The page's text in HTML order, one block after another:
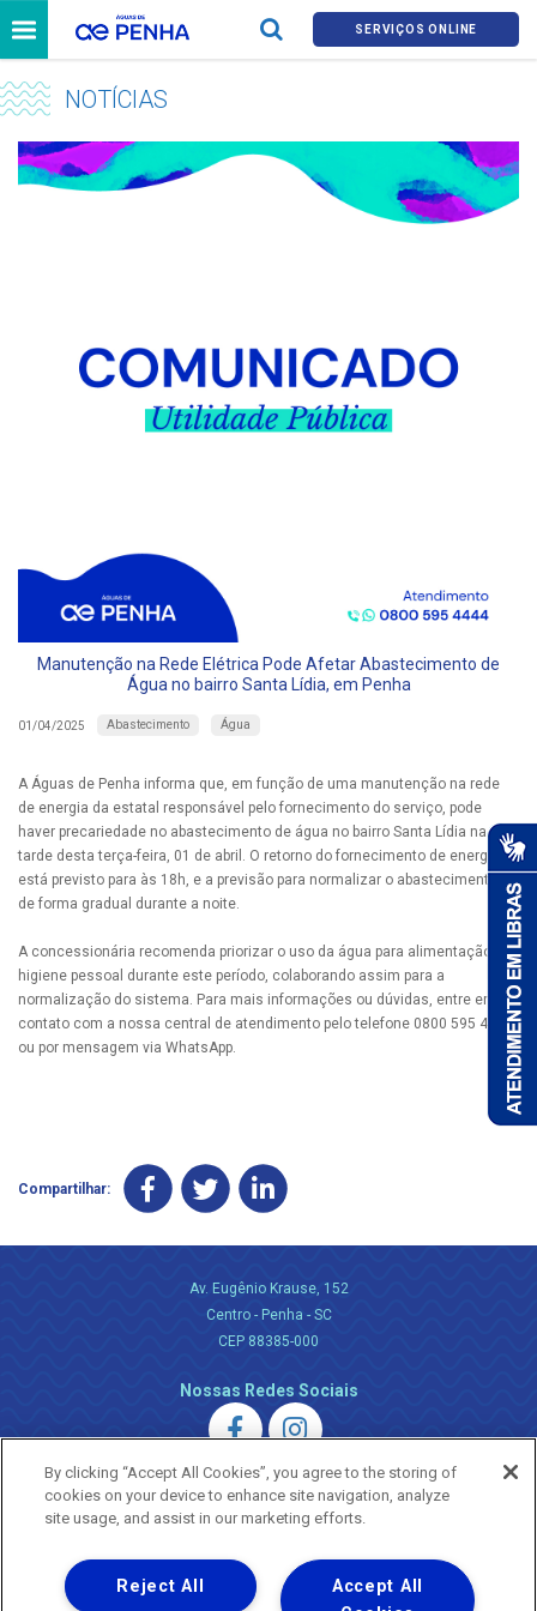
SERVIÇOS ONLINE
NOTÍCIAS
Manutenção na Rede Elétrica Pode Afetar Abastecimento de
Água no bairro Santa Lídia, em Penha
01/04/2025 Abastecimento Água
A Águas de Penha informa que, em função de uma manutenção na rede
de energia da estatal responsável pelo fornecimento do serviço, pode
haver precariedade no abastecimento de água no bairro Santa Lídia na
tarde desta terça-feira, 01 de abril. O retorno do fornecimento de energia
está previsto para às 18h, e a previsão para normalizar o abastecimento é
de forma gradual durante a noite.
A concessionária recomenda priorizar o uso da água para alimentação e
higiene pessoal durante este período, colaborando assim para a
normalização do sistema. Para mais informações ou dúvidas, entre em
contato com a nossa central de atendimento pelo telefone 0800 595 4444
ou por mensagem via WhatsApp.
Compartilhar:
Av. Eugênio Krause, 152
Centro - Penha - SC
CEP 88385-000
Nossas Redes Sociais
Uma empresa
Copyright ® 2026 - Todos os Direitos Reservados.
By clicking “Accept All Cookies”, you agree to the storing of
cookies on your device to enhance site navigation, analyze
site usage, and assist in our marketing efforts.
Accept All
Reject All